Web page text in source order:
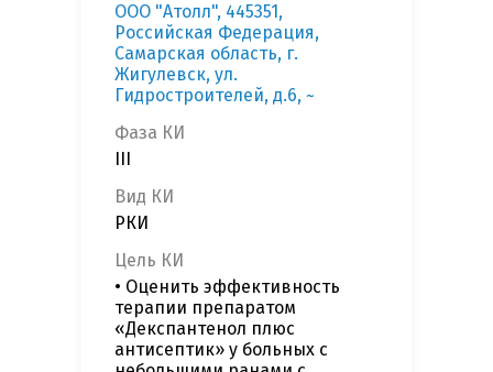
ООО "Атолл", 445351,
Российская Федерация,
Самарская область, г.
Жигулевск, ул.
Гидростроителей, д.6, ~
Фаза КИ
Вид КИ
РКИ
Цель КИ
• Оценить эффективность
терапии препаратом
«Декспантенол плюс
антисептик» у больных с